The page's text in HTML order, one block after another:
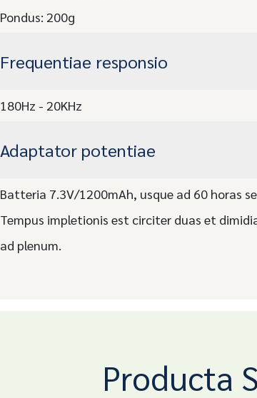
Pondus: 200g
Frequentiae responsio
180Hz - 20KHz
Adaptator potentiae
Batteria 7.3V/1200mAh, usque ad 60 horas
Tempus impletionis est circiter duas et
ad plenum.
Producta